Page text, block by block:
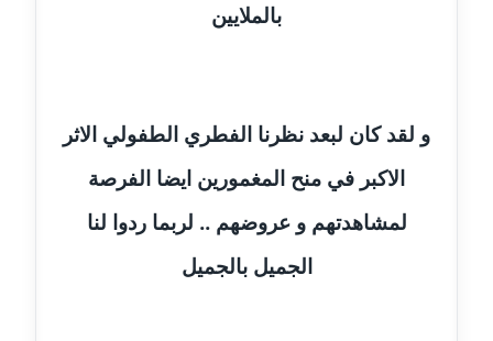
مدونة اسيمة اسامه
عاملة
مدونة اشرف الكرم
مدونة اشرف النجار
بالملايين
و لقد كان لبعد نظرنا الفطري الطفولي الاثر
الاكبر في منح المغمورين ايضا الفرصة
لمشاهدتهم و عروضهم .. لربما ردوا لنا
الجميل بالجميل